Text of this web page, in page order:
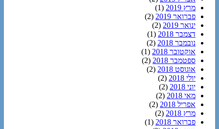
מרץ 2019
(1)
פברואר 2019
(2)
ינואר 2019
(2)
דצמבר 2018
(1)
נובמבר 2018
(2)
אוקטובר 2018
(1)
ספטמבר 2018
(2)
אוגוסט 2018
(2)
יולי 2018
(2)
יוני 2018
(2)
מאי 2018
(2)
אפריל 2018
(2)
מרץ 2018
(2)
פברואר 2018
(1)